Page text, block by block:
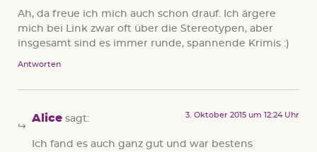
Ah, da freue ich mich auch schon drauf. Ich ärgere
mich bei Link zwar oft über die Stereotypen, aber
insgesamt sind es immer runde, spannende Krimis :)
Antworten
Alice sagt: 3. Oktober 2015 um 12:24 Uhr
Ich fand es auch ganz gut und war bestens